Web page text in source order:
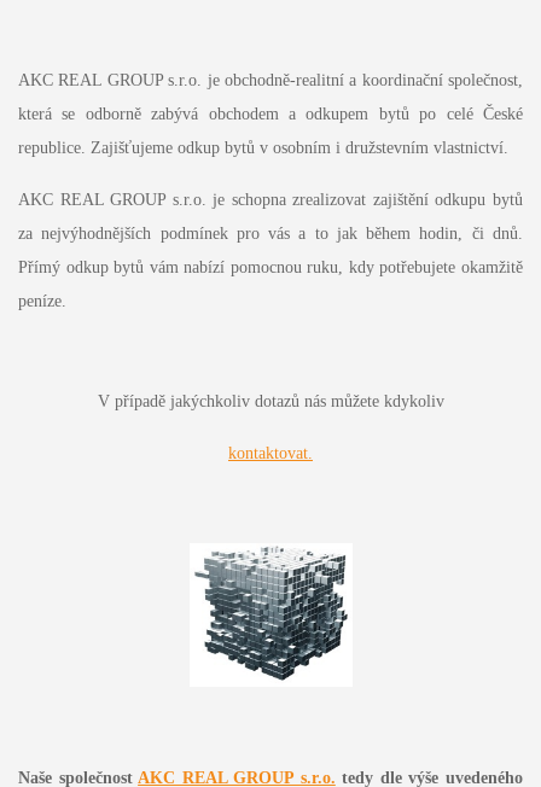
AKC REAL GROUP s.r.o. je obchodně-realitní a koordinační společnost,
která se odborně zabývá obchodem a odkupem bytů po celé České
republice. Zajišťujeme odkup bytů v osobním i družstevním vlastnictví.
AKC REAL GROUP s.r.o. je schopna zrealizovat zajištění odkupu bytů
za nejvýhodnějších podmínek pro vás a to jak během hodin, či dnů.
Přímý odkup bytů vám nabízí pomocnou ruku, kdy potřebujete okamžitě
peníze.
V případě jakýchkoliv dotazů nás můžete kdykoliv
kontaktovat.
Naše společnost AKC REAL GROUP s.r.o. tedy dle výše uvedeného